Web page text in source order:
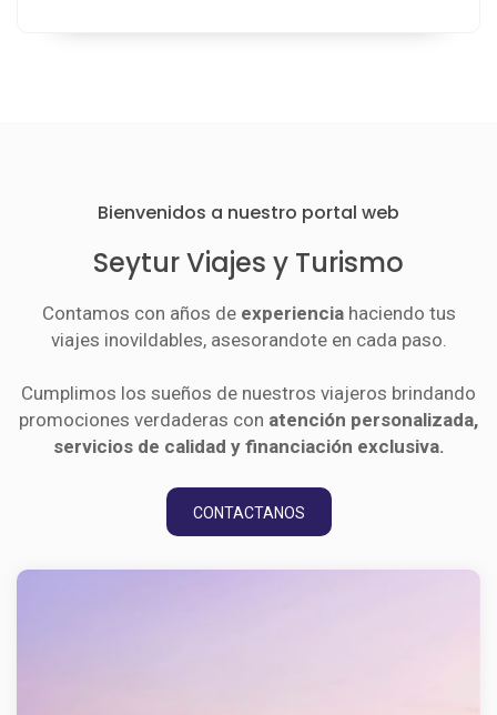
Bienvenidos a nuestro portal web
Seytur Viajes y Turismo
Contamos con años de experienciahaciendo tus
viajes inovildables, asesorandote en cada paso.
Cumplimos los sueños de nuestros viajeros brindando
promociones verdaderas con atención personalizada,
servicios de calidad y financiación exclusiva.
CONTACTANOS